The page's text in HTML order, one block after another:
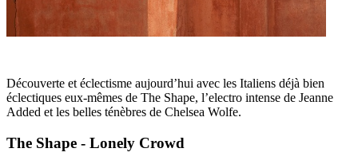
Découverte et éclectisme aujourd’hui avec les Italiens déjà bien
éclectiques eux-mêmes de The Shape, l’electro intense de Jeanne
Added et les belles ténèbres de Chelsea Wolfe.
The Shape - Lonely Crowd